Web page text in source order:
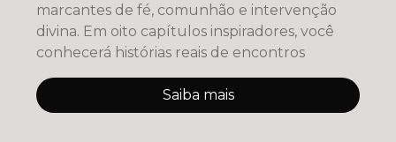
marcantes de fé, comunhão e intervenção
divina. Em oito capítulos inspiradores, você
conhecerá histórias reais de encontros
Saiba mais